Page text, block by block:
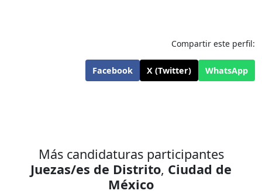
Compartir este perfil:
Facebook X (Twitter) WhatsApp
Más candidaturas participantes
Juezas/es de Distrito, Ciudad de
México